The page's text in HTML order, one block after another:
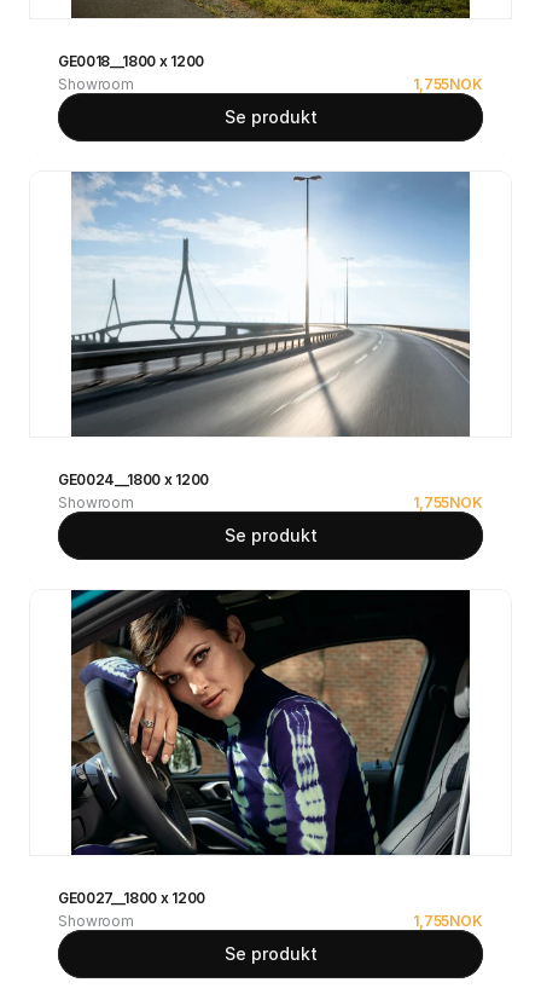
GE0018__1800 x 1200
Showroom
1,755NOK
Se produkt
GE0024__1800 x 1200
Showroom
1,755NOK
Se produkt
GE0027__1800 x 1200
Showroom
1,755NOK
Se produkt